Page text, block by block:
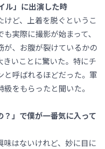
ル」に出演した時
ど、上着を脱ぐというこ
実際に撮影が始まって、
が、お腹が裂けているかの
いことに驚いた。特にチ
と呼ばれるほどだった。軍
をもらったと聞いた。
」で僕が一番気に入って
はないけれど、妙に目に